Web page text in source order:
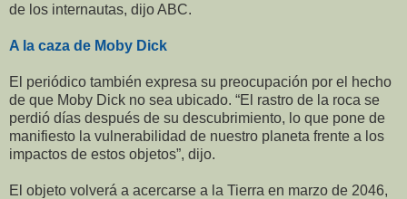
de los internautas, dijo ABC.
A la caza de Moby Dick
El periódico también expresa su preocupación por el hecho
de que Moby Dick no sea ubicado. “El rastro de la roca se
perdió días después de su descubrimiento, lo que pone de
manifiesto la vulnerabilidad de nuestro planeta frente a los
impactos de estos objetos”, dijo.
El objeto volverá a acercarse a la Tierra en marzo de 2046,